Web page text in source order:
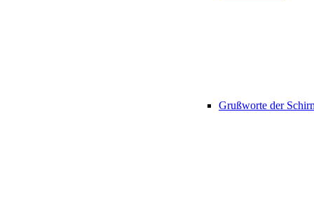
Grußworte der